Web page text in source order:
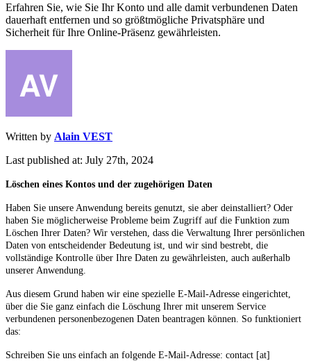
Erfahren Sie, wie Sie Ihr Konto und alle damit verbundenen Daten
dauerhaft entfernen und so größtmögliche Privatsphäre und
Sicherheit für Ihre Online-Präsenz gewährleisten.
Written by Alain VEST
Last published at: July 27th, 2024
Löschen eines Kontos und der zugehörigen Daten
Haben Sie unsere Anwendung bereits genutzt, sie aber deinstalliert? Oder
haben Sie möglicherweise Probleme beim Zugriff auf die Funktion zum
Löschen Ihrer Daten? Wir verstehen, dass die Verwaltung Ihrer persönlichen
Daten von entscheidender Bedeutung ist, und wir sind bestrebt, die
vollständige Kontrolle über Ihre Daten zu gewährleisten, auch außerhalb
unserer Anwendung.
Aus diesem Grund haben wir eine spezielle E-Mail-Adresse eingerichtet,
über die Sie ganz einfach die Löschung Ihrer mit unserem Service
verbundenen personenbezogenen Daten beantragen können. So funktioniert
das:
Schreiben Sie uns einfach an folgende E-Mail-Adresse: contact [at]